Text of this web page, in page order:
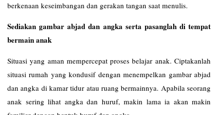
berkenaan keseimbangan dan gerakan tangan saat menulis.
Sediakan gambar abjad dan angka serta pasanglah di tempat
bermain anak
Situasi yang aman mempercepat proses belajar anak. Ciptakanlah
situasi rumah yang kondusif dengan menempelkan gambar abjad
dan angka di kamar tidur atau ruang bermainnya. Apabila seorang
anak sering lihat angka dan huruf, makin lama ia akan makin